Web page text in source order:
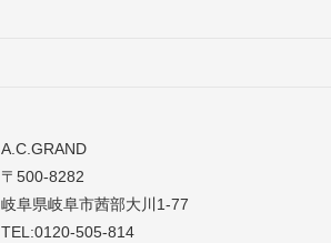
A.C.GRAND
〒500-8282
岐阜県岐阜市茜部大川1-77
TEL:0120-505-814